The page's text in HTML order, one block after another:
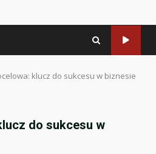
klucz do sukcesu w biznesie
do sukcesu w